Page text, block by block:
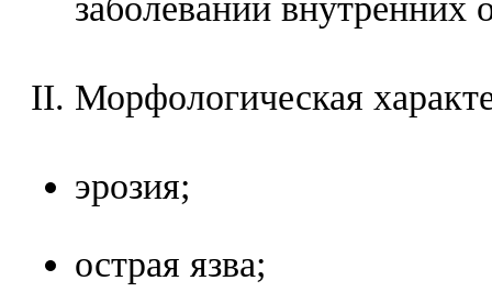
заболеваний внутренних
II. Морфологическая
эрозия;
острая язва;